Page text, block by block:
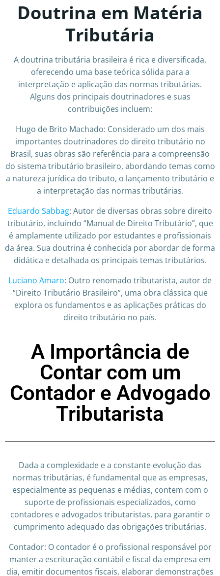
Doutrina em Matéria
Tributária
A doutrina tributária brasileira é rica e diversificada,
oferecendo uma base teórica sólida para a
interpretação e aplicação das normas tributárias.
Alguns dos principais doutrinadores e suas
contribuições incluem:
Hugo de Brito Machado: Considerado um dos mais
importantes doutrinadores do direito tributário no
Brasil, suas obras são referência para a compreensão
do sistema tributário brasileiro, abordando temas como
a natureza jurídica do tributo, o lançamento tributário e
a interpretação das normas tributárias.
Eduardo Sabbag: Autor de diversas obras sobre direito
tributário, incluindo “Manual de Direito Tributário”, que
é amplamente utilizado por estudantes e profissionais
da área. Sua doutrina é conhecida por abordar de forma
didática e detalhada os principais temas tributários.
Luciano Amaro: Outro renomado tributarista, autor de
“Direito Tributário Brasileiro”, uma obra clássica que
explora os fundamentos e as aplicações práticas do
direito tributário no país.
A Importância de
Contar com um
Contador e Advogado
Tributarista
Dada a complexidade e a constante evolução das
normas tributárias, é fundamental que as empresas,
especialmente as pequenas e médias, contem com o
suporte de profissionais especializados, como
contadores e advogados tributaristas, para garantir o
cumprimento adequado das obrigações tributárias.
Contador: O contador é o profissional responsável por
manter a escrituração contábil e fiscal da empresa em
dia, emitir documentos fiscais, elaborar demonstrações